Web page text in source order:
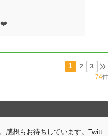
1 2 3
74件
感想もお待ちしています。Twitt